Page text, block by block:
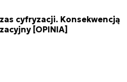
cyfryzacji. Konsekwencją
[OPINIA]